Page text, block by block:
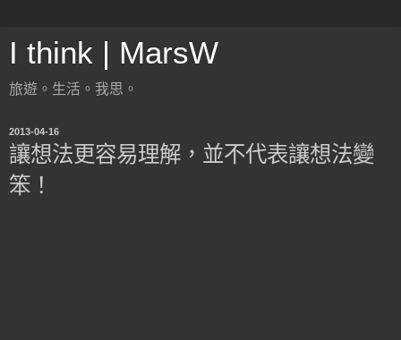
I think | MarsW
旅遊。生活。我思。
2013-04-16
讓想法更容易理解，並不代表讓想法變
笨！